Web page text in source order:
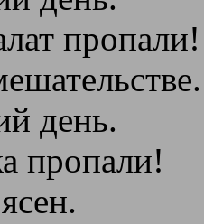
пропали!
день.
пропали!